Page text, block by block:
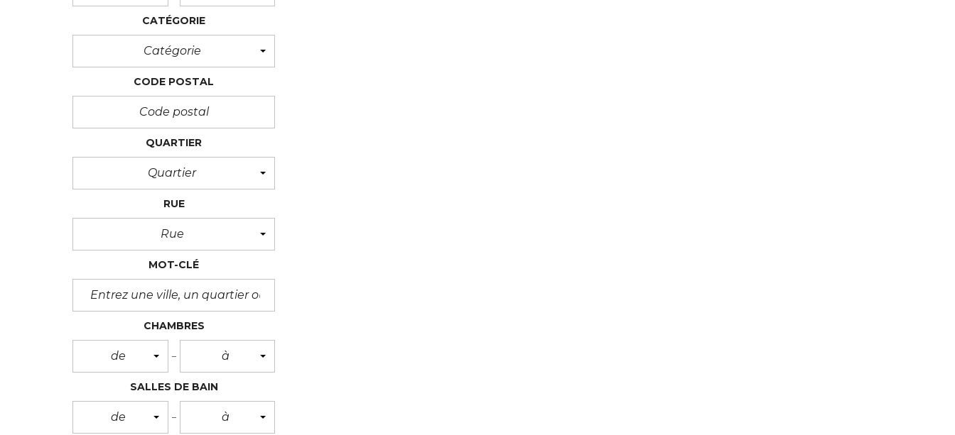
CATÉGORIE
Catégorie
CODE POSTAL
QUARTIER
Quartier
RUE
Rue
MOT-CLÉ
CHAMBRES
de à
SALLES DE BAIN
de à